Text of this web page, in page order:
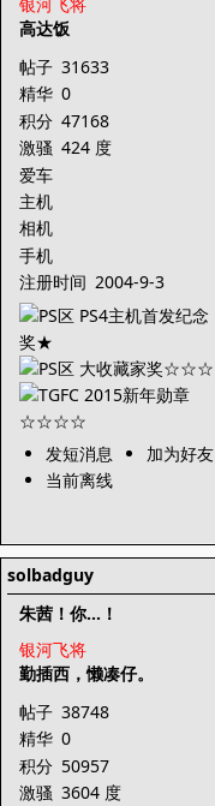
高达饭
帖子 31633
精华 0
积分 47168
激骚 424 度
爱车
主机
相机
手机
注册时间 2004-9-3
发短消息
加为好友
当前离线
solbadguy
朱茜！你...！
银河飞将
勤插西，懒凑仔。
帖子 38748
精华 0
积分 50957
激骚 3604 度